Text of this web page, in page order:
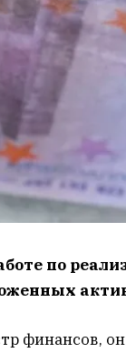
по
финансов,